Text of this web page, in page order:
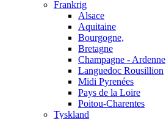
Frankrig
Alsace
Aquitaine
Bourgogne,
Bretagne
Champagne - Ardenne
Languedoc Rousillion
Midi Pyrenées
Pays de la Loire
Poitou-Charentes
Tyskland